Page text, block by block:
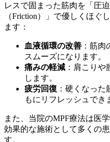
レスで固まった筋肉を「圧
（Friction）」で優しくほぐ
ます：
血液循環の改善 ：筋
スムーズになります。
痛みの軽減 ：肩こり
します。
疲労回復 ：硬くなっ
もにリフレッシュでき
また、当院のMPF療法は医
効果的な施術として多くの
す。